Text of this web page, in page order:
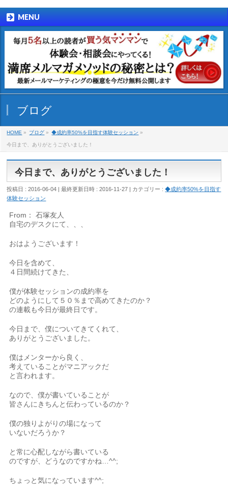
MENU
ブログ
HOME » ブログ » ◆成約率50%を目指す体験セッション »
今日まで、ありがとうございました！
今日まで、ありがとうございました！
投稿日 : 2016-06-04 最終更新日時 : 2016-11-27 カテゴリー :◆成約率50%を目指す
体験セッション
From： 石塚友人
自宅のデスクにて、、、
おはようございます！
今日を含めて、
４日間続けてきた、
僕が体験セッションの成約率を
どのようにして５０％まで高めてきたのか？
の連載も今日が最終日です。
今日まで、僕についてきてくれて、
ありがとうございました。
僕はメンターから良く、
考えていることがマニアックだ
と言われます。
なので、僕が書いていることが
皆さんにきちんと伝わっているのか？
僕の独りよがりの場になって
いないだろうか？
と常に心配しながら書いている
のですが、どうなのですかね…^^;
ちょっと気になっています^^;